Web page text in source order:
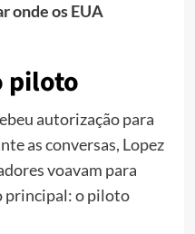
onde os EUA
piloto
autorização para
as conversas, Lopez
voavam para
principal: o piloto